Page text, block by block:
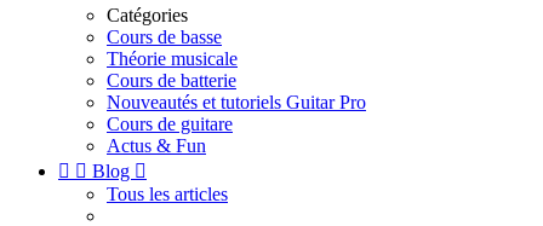
Catégories
Cours de basse
Théorie musicale
Cours de batterie
Nouveautés et tutoriels Guitar Pro
Cours de guitare
Actus & Fun
  Blog 
Tous les articles